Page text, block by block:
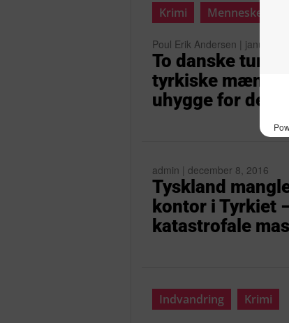
Krimi Mennesker
Poul Erik Andersen | januar 9,
To danske
tyrkiske mænd i
uhygge for de to
admin | december 8, 2016
Tyskland
kontor i Tyrkiet
katastrofale
Indvandring Krimi